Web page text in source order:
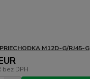
M12D-G/RJ45-G
bez DPH